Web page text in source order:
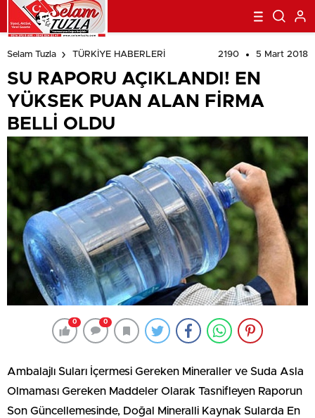
beylikdüzü
escort
esenyurt
escortavcılar
escortavcılar
escortavcılar
escortbeylikdüzü
escortbeylikdüzü
escortesenyurt
escortesenyurt
escortşirinevler
escort avrupa
escort
Selam Tuzla TÜRKİYE HABERLERİ 2190 5 Mart 2018
SU RAPORU AÇIKLANDI! EN
YÜKSEK PUAN ALAN FİRMA
BELLİ OLDU
0 0
Ambalajlı Suları İçermesi Gereken Mineraller ve Suda Asla
Olmaması Gereken Maddeler Olarak Tasnifleyen Raporun
Son Güncellemesinde, Doğal Mineralli Kaynak Sularda En